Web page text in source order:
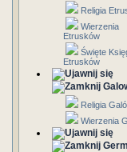
Religia
Wierzenia
Etrusków
Święte
Etrusków
Religia
Wierzenia